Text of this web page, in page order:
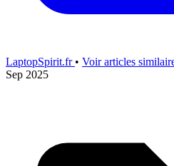
LaptopSpirit.fr • Voir articles
Sep 2025